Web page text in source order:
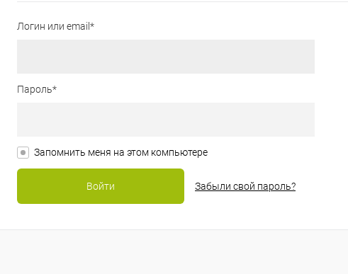
Логин или email*
Пароль*
Запомнить меня на этом компьютере
Забыли свой пароль?